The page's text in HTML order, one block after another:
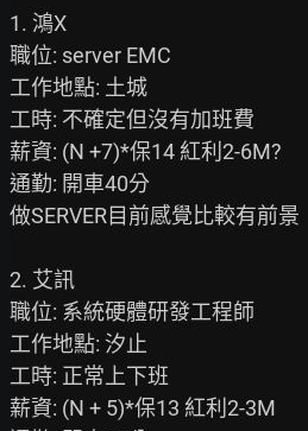
1. 鴻X
職位: server EMC
工作地點: 土城
工時: 不確定但沒有加班費
薪資: (N +7)*保14 紅利2-6M?
通勤: 開車40分
做SERVER目前感覺比較有前景
2. 艾訊
職位: 系統硬體研發工程師
工作地點: 汐止
工時: 正常上下班
薪資: (N + 5)*保13 紅利2-3M